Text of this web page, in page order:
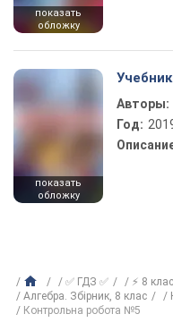
показать
обложку
показать
обложку
Авторы:
Год:
✅ ГДЗ ✅ ⚡ 8
Алгебра. Збірник, 8 клас
Контрольна робота №5